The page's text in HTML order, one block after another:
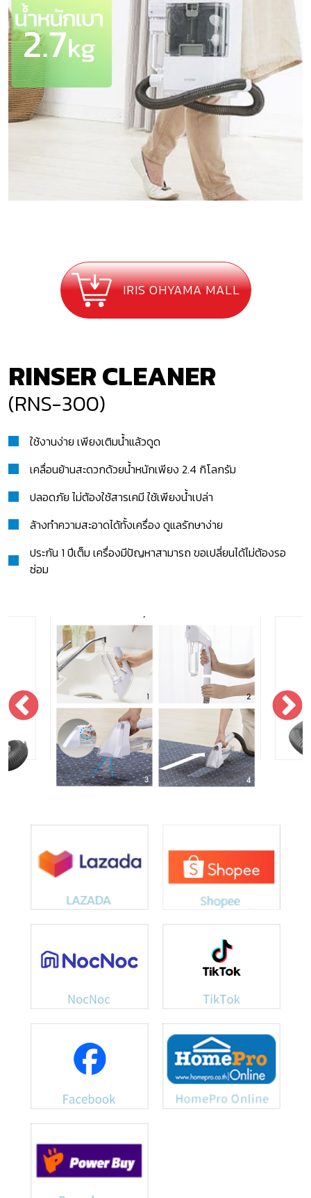
IRIS OHYAMA MALL
RINSER CLEANER
(RNS-300)
ใช้งานง่าย เพียงเติมน้ำแล้วดูด
เคลื่อนย้านสะดวกด้วยน้ำหนักเพียง 2.4 กิโลกรัม
ปลอดภัย ไม่ต้องใช้สารเคมี ใช้เพียงน้ำเปล่า
ล้างทำความสะอาดได้ทั้งเครื่อง ดูแลรักษาง่าย
ประกัน 1 ปีเต็ม เครื่องมีปัญหาสามารถ ขอเปลี่ยนได้ไม่ต้องรอ
ซ่อม